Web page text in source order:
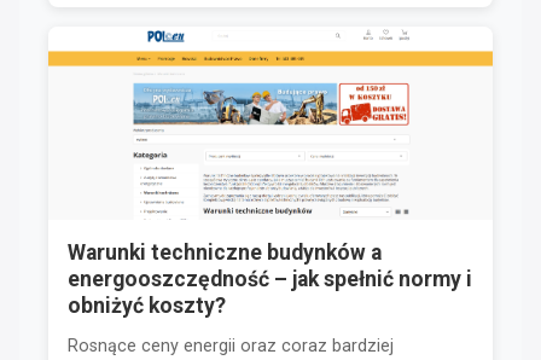
Warunki techniczne budynków a
energooszczędność – jak spełnić normy i
obniżyć koszty?
Rosnące ceny energii oraz coraz bardziej